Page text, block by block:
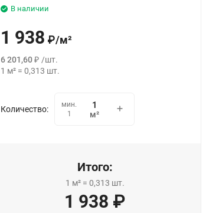
В наличии
1 938 ₽/м²
6 201,60₽ /шт.
1 м² =0,313 шт.
Количество:
мин.
1
м²
Итого:
1 м²= 0,313 шт.
1 938 ₽